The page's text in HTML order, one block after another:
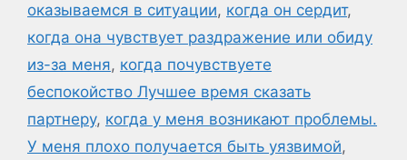
оказываемся в ситуации, когда он сердит,
когда она чувствует раздражение или обиду
из-за меня, когда почувствуете
беспокойство Лучшее время сказать
партнеру, когда у меня возникают проблемы.
У меня плохо получается быть уязвимой,